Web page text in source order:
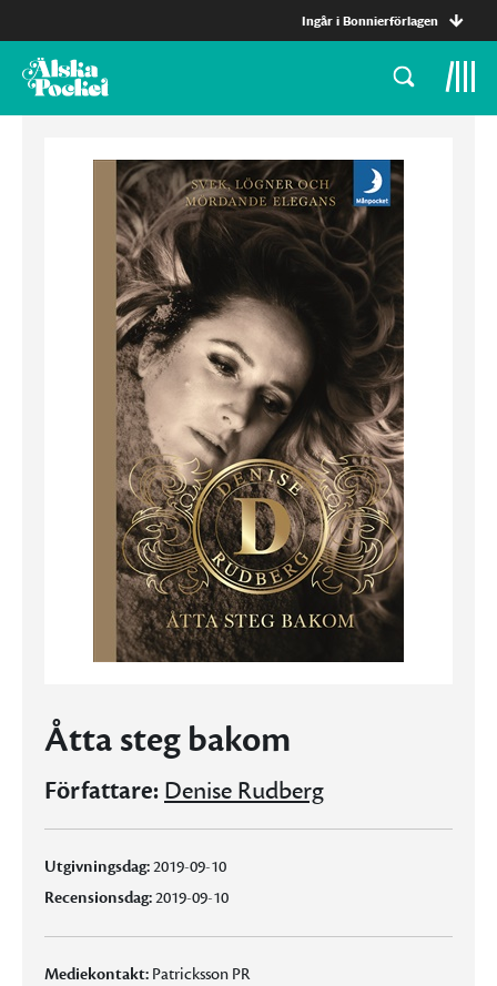
Ingår i Bonnierförlagen
Åtta steg bakom
Författare: Denise Rudberg
Utgivningsdag:2019-09-10
Recensionsdag:2019-09-10
Mediekontakt: Patricksson PR